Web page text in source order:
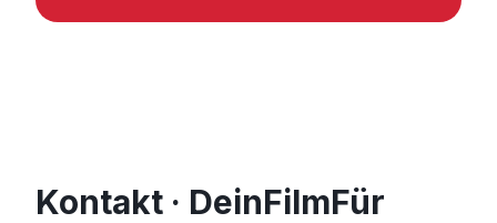
Kontakt · DeinFilmFür